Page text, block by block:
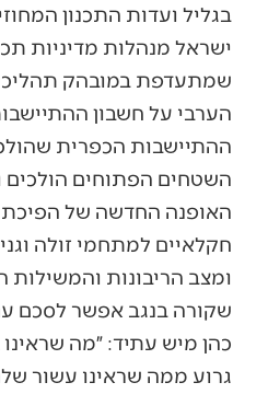
בגליל ועדות התכנון
ישראל מנהלות מדיניות
שמתעדפת במובהק תהליכי
הערבי על חשבון
ההתיישבות הכפרית
השטחים הפתוחים
האופנה החדשה של
חקלאיים למתחמי זולה
ומצב הריבונות
שקורה בנגב אפשר לסכם
כהן מיש עתיד: ״מה
גרוע ממה שראינו עשור